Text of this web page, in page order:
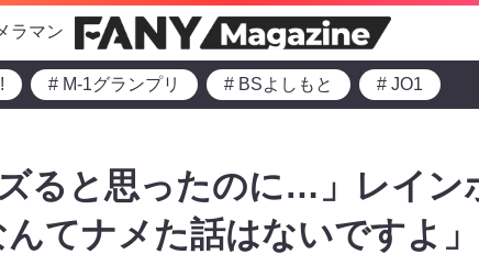
ラマン
# M-1グランプリ # BSよしもと # JO1
ると思ったのに…」レイン
てナメた話はないですよ」